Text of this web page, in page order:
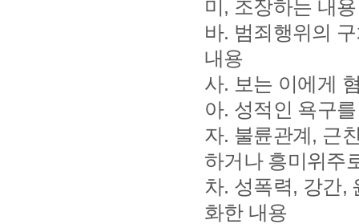
미, 조장하는 내용
바. 범죄행위의
내용
사. 보는 이에게
아. 성적인 욕구
자. 불륜관계, 근
하거나 흥미위주
차. 성폭력, 강간,
화한 내용